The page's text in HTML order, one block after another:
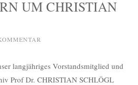
UM CHRISTIAN
langjähriges Vorstandsmitglied und
Prof Dr. CHRISTIAN SCHLÖGL